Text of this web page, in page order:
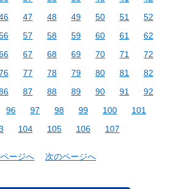
47 48 49 50 51
52
57 58 59 60 61
62
67 68 69 70 71
72
77 78 79 80 81
82
87 88 89 90 91
92
96 97 98 99 100
101
104 105 106 107
ージへ 次のページへ